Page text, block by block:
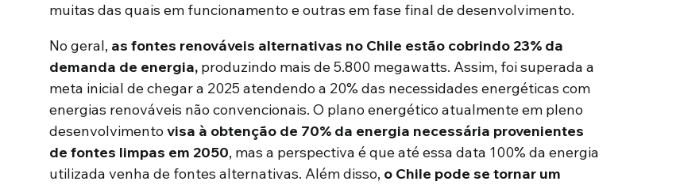
muitas das quais em funcionamento e outras em fase final de desenvolvimento.
No geral, as fontes renováveis ​​alternativas no Chile estão cobrindo 23% da
demanda de energia, produzindo mais de 5.800 megawatts. Assim, foi superada a
meta inicial de chegar a 2025 atendendo a 20% das necessidades energéticas com
energias renováveis ​​não convencionais. O plano energético atualmente em pleno
desenvolvimento visa à obtenção de 70% da energia necessária provenientes
de fontes limpas em 2050, mas a perspectiva é que até essa data 100% da energia
utilizada venha de fontes alternativas. Além disso, o Chile pode se tornar um